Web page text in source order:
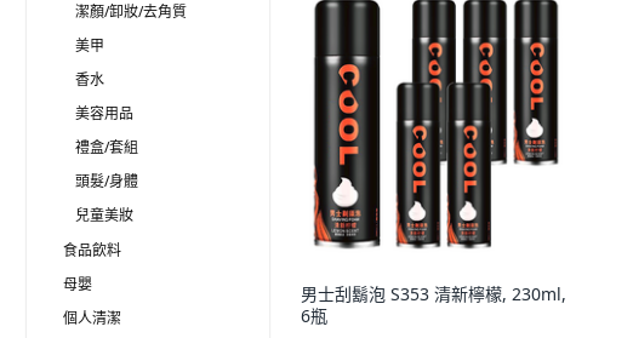
潔顏/卸妝/去角質
美甲
香水
美容用品
禮盒/套組
頭髮/身體
兒童美妝
食品飲料
母嬰
個人清潔
男士刮鬍泡 S353 清新檸檬, 230ml,
6瓶